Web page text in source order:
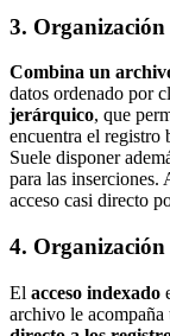
3.
Combina un
datos ordenado por
jerárquico, que
encuentra el registro
Suele disponer
para las inserciones.
acceso casi directo
4.
El acceso indexado
archivo le acompaña